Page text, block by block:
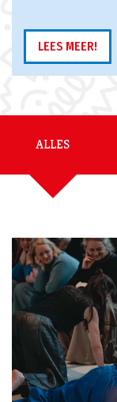
LEES MEER!
ALLES